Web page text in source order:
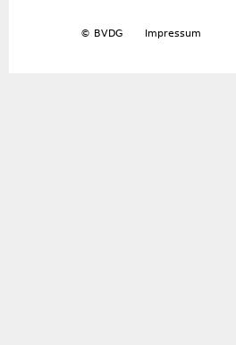
© BVDG Impressum